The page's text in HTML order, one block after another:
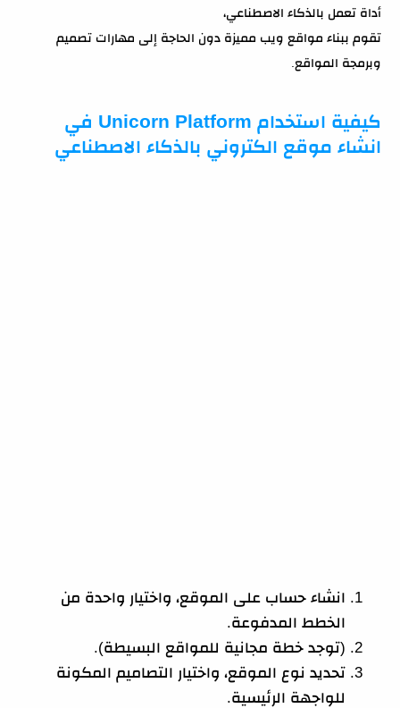
أداة تعمل بالذكاء الاصطناعي،
تقوم ببناء مواقع ويب مميزة دون الحاجة إلى مهارات تصميم
وبرمجة المواقع.
كيفية استخدام Unicorn Platform في
انشاء موقع الكتروني بالذكاء الاصطناعي
انشاء حساب على الموقع، واختيار واحدة من
الخطط المدفوعة.
(توجد خطة مجانية للمواقع البسيطة).
تحديد نوع الموقع، واختيار التصاميم المكونة
للواجهة الرئيسية.